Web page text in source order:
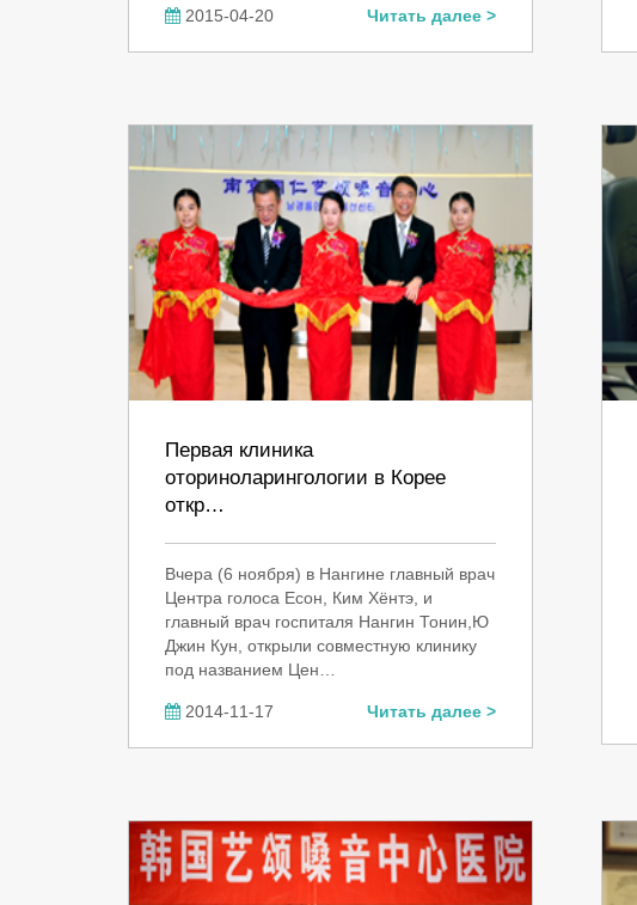
2015-04-20 Читать далее >
Первая клиника
оториноларингологии в Корее
откр…
Вчера (6 ноября) в Нангине главный врач
Центра голоса Есон, Ким Хёнтэ, и
главный врач госпиталя Нангин Тонин,Ю
Джин Кун, открыли совместную клинику
под названием Цен…
2014-11-17 Читать далее >